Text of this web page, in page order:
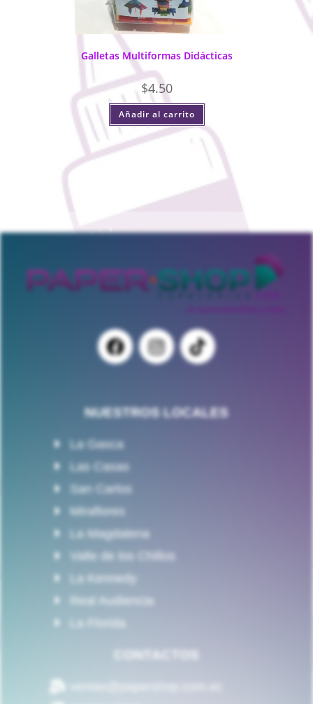
Galletas Multiformas Didácticas
$4.50
Añadir al carrito
NUESTROS LOCALES
La Gasca
Las Casas
San Carlos
Miraflores
La Magdalena
Valle de los Chillos
La Kennedy
Real Audiencia
La Florida
CONTACTOS